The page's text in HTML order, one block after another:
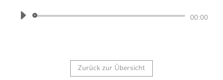
Audio-
00:00
Zurück zur Übersicht